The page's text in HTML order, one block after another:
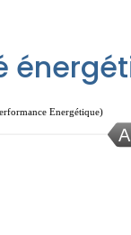
A
Energétique)